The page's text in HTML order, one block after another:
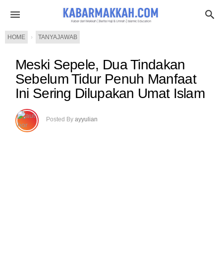
HOME › TANYAJAWAB
Meski Sepele, Dua Tindakan
Sebelum Tidur Penuh Manfaat
Ini Sering Dilupakan Umat Islam
Posted By ayyulian